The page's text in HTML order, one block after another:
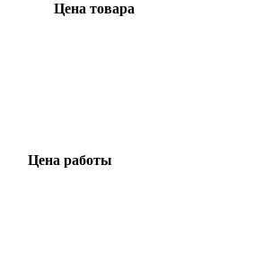
Цена товара
Цена работы